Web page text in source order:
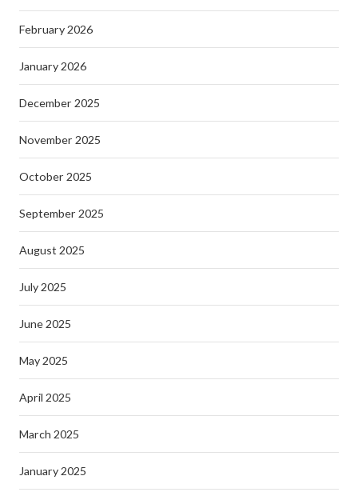
February 2026
January 2026
December 2025
November 2025
October 2025
September 2025
August 2025
July 2025
June 2025
May 2025
April 2025
March 2025
January 2025